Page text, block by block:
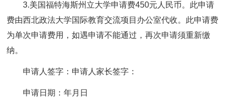
3.美国福特海斯州立大学申请费450元人民币。此申请
费由西北政法大学国际教育交流项目办公室代收。此申请费
为单次申请费用，如遇申请不能通过，再次申请须重新缴
纳。
申请人签字：申请人家长签字：
申请日期：年月日